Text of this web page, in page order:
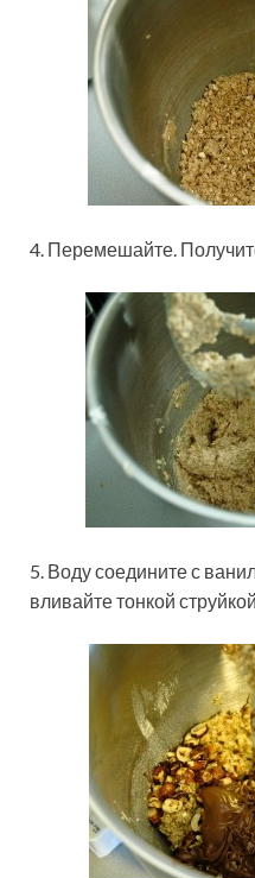
4. Перемешайте.
5. Воду соедините с
вливайте тонкой